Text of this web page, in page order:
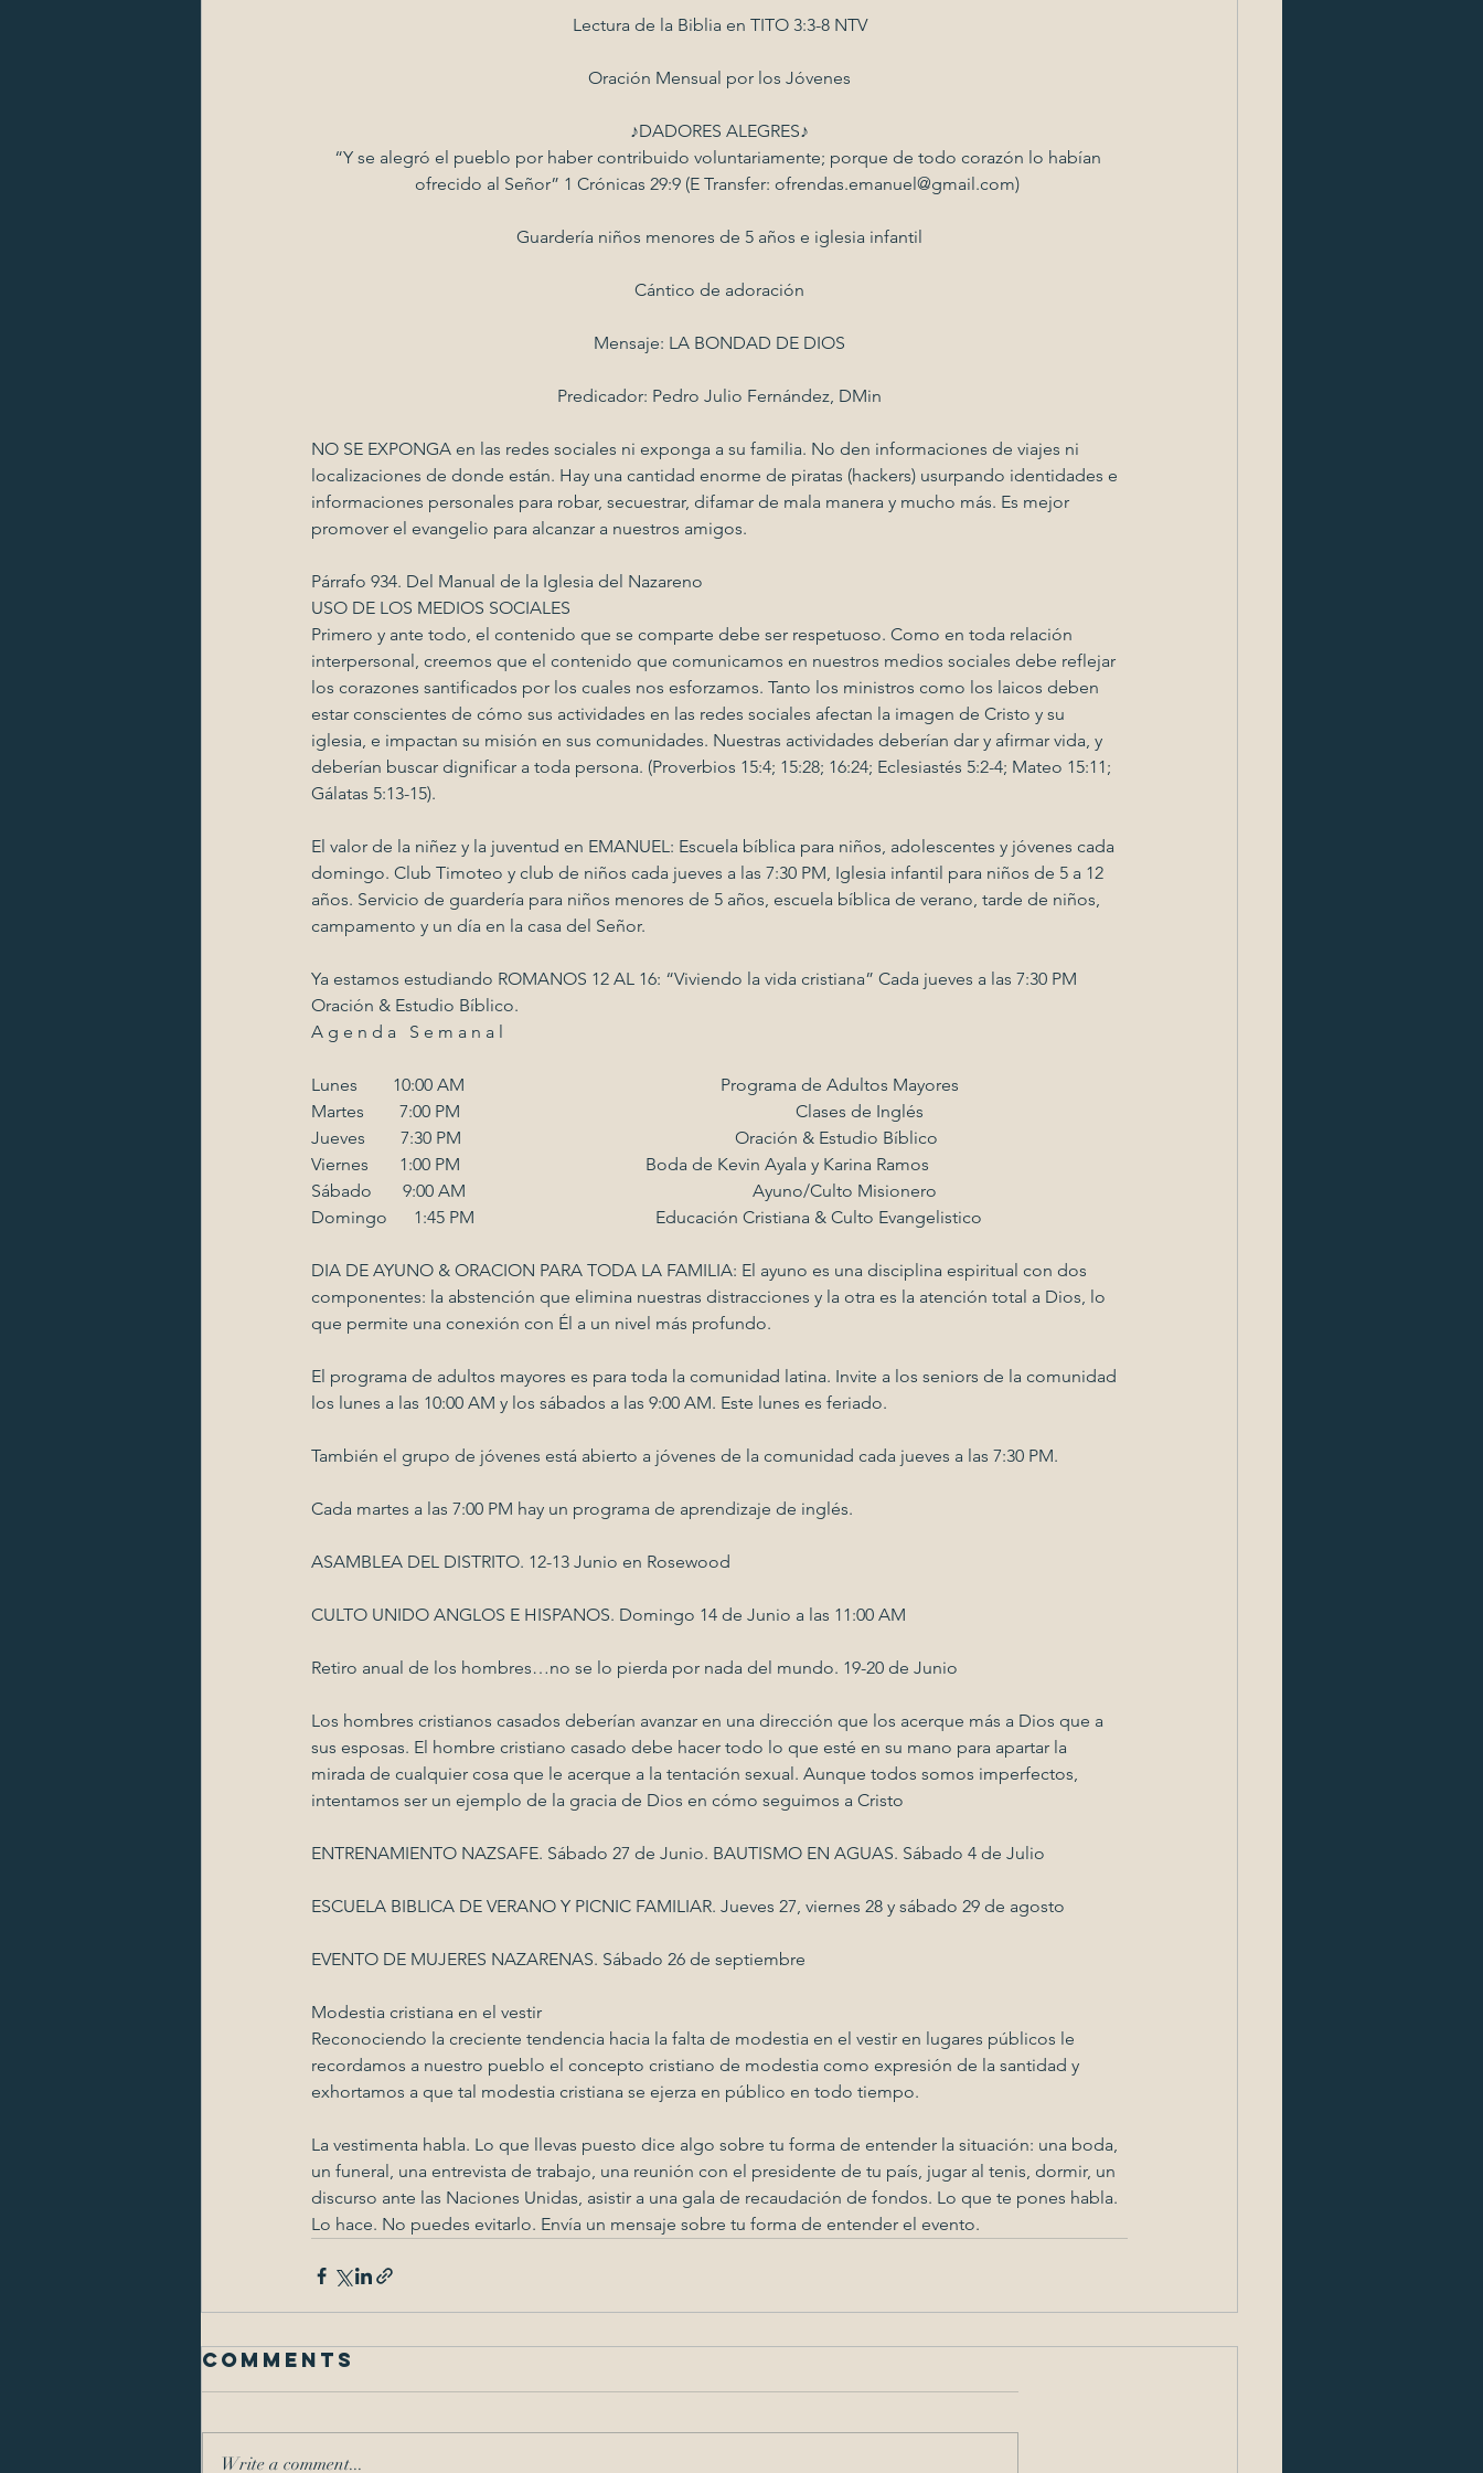
Lectura de la Biblia en TITO 3:3-8 NTV
Oración Mensual por los Jóvenes
♪DADORES ALEGRES♪
“Y se alegró el pueblo por haber contribuido voluntariamente; porque de todo corazón lo habían
ofrecido al Señor” 1 Crónicas 29:9 (E Transfer: ofrendas.emanuel@gmail.com)
Guardería niños menores de 5 años e iglesia infantil
Cántico de adoración
Mensaje: LA BONDAD DE DIOS
Predicador: Pedro Julio Fernández, DMin
NO SE EXPONGA en las redes sociales ni exponga a su familia. No den informaciones de viajes ni
localizaciones de donde están. Hay una cantidad enorme de piratas (hackers) usurpando identidades e
informaciones personales para robar, secuestrar, difamar de mala manera y mucho más. Es mejor
promover el evangelio para alcanzar a nuestros amigos.
Párrafo 934. Del Manual de la Iglesia del Nazareno
USO DE LOS MEDIOS SOCIALES
Primero y ante todo, el contenido que se comparte debe ser respetuoso. Como en toda relación
interpersonal, creemos que el contenido que comunicamos en nuestros medios sociales debe reflejar
los corazones santificados por los cuales nos esforzamos. Tanto los ministros como los laicos deben
estar conscientes de cómo sus actividades en las redes sociales afectan la imagen de Cristo y su
iglesia, e impactan su misión en sus comunidades. Nuestras actividades deberían dar y afirmar vida, y
deberían buscar dignificar a toda persona. (Proverbios 15:4; 15:28; 16:24; Eclesiastés 5:2-4; Mateo 15:11;
Gálatas 5:13-15).
El valor de la niñez y la juventud en EMANUEL: Escuela bíblica para niños, adolescentes y jóvenes cada
domingo. Club Timoteo y club de niños cada jueves a las 7:30 PM, Iglesia infantil para niños de 5 a 12
años. Servicio de guardería para niños menores de 5 años, escuela bíblica de verano, tarde de niños,
campamento y un día en la casa del Señor.
Ya estamos estudiando ROMANOS 12 AL 16: “Viviendo la vida cristiana” Cada jueves a las 7:30 PM
Oración & Estudio Bíblico.
A g e n d a   S e m a n a l
Lunes        10:00 AM                                                          Programa de Adultos Mayores
Martes        7:00 PM                                                                            Clases de Inglés
Jueves        7:30 PM                                                              Oración & Estudio Bíblico
Viernes       1:00 PM                                          Boda de Kevin Ayala y Karina Ramos
Sábado       9:00 AM                                                                 Ayuno/Culto Misionero
Domingo      1:45 PM                                         Educación Cristiana & Culto Evangelistico
DIA DE AYUNO & ORACION PARA TODA LA FAMILIA: El ayuno es una disciplina espiritual con dos
componentes: la abstención que elimina nuestras distracciones y la otra es la atención total a Dios, lo
que permite una conexión con Él a un nivel más profundo.
El programa de adultos mayores es para toda la comunidad latina. Invite a los seniors de la comunidad
los lunes a las 10:00 AM y los sábados a las 9:00 AM. Este lunes es feriado.
También el grupo de jóvenes está abierto a jóvenes de la comunidad cada jueves a las 7:30 PM.
Cada martes a las 7:00 PM hay un programa de aprendizaje de inglés.
ASAMBLEA DEL DISTRITO. 12-13 Junio en Rosewood
CULTO UNIDO ANGLOS E HISPANOS. Domingo 14 de Junio a las 11:00 AM
Retiro anual de los hombres…no se lo pierda por nada del mundo. 19-20 de Junio
Los hombres cristianos casados deberían avanzar en una dirección que los acerque más a Dios que a
sus esposas. El hombre cristiano casado debe hacer todo lo que esté en su mano para apartar la
mirada de cualquier cosa que le acerque a la tentación sexual. Aunque todos somos imperfectos,
intentamos ser un ejemplo de la gracia de Dios en cómo seguimos a Cristo
ENTRENAMIENTO NAZSAFE. Sábado 27 de Junio. BAUTISMO EN AGUAS. Sábado 4 de Julio
ESCUELA BIBLICA DE VERANO Y PICNIC FAMILIAR. Jueves 27, viernes 28 y sábado 29 de agosto
EVENTO DE MUJERES NAZARENAS. Sábado 26 de septiembre
Modestia cristiana en el vestir
Reconociendo la creciente tendencia hacia la falta de modestia en el vestir en lugares públicos le
recordamos a nuestro pueblo el concepto cristiano de modestia como expresión de la santidad y
exhortamos a que tal modestia cristiana se ejerza en público en todo tiempo.
La vestimenta habla. Lo que llevas puesto dice algo sobre tu forma de entender la situación: una boda,
un funeral, una entrevista de trabajo, una reunión con el presidente de tu país, jugar al tenis, dormir, un
discurso ante las Naciones Unidas, asistir a una gala de recaudación de fondos. Lo que te pones habla.
Lo hace. No puedes evitarlo. Envía un mensaje sobre tu forma de entender el evento.
Comments
Write a comment...